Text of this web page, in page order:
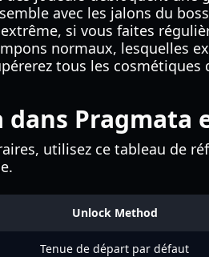
avec les jalons du
si vous faites
normaux, lesquelles
tous les
dans Pragmata
utilisez ce tableau de
Unlock Method
Tenue de départ par défaut